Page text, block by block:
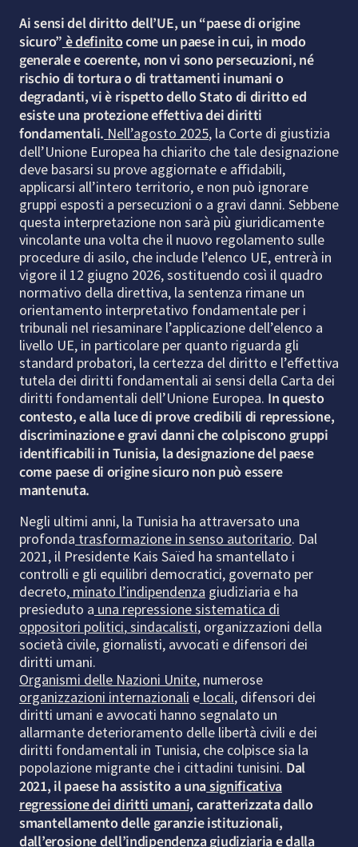
Ai sensi del diritto dell’UE, un “paese di origine
sicuro”è definitocome un paese in cui, in modo
generale e coerente, non vi sono persecuzioni, né
rischio di tortura o di trattamenti inumani o
degradanti, vi è rispetto dello Stato di diritto ed
esiste una protezione effettiva dei diritti
fondamentali. Nell’agosto 2025, la Corte di giustizia
dell’Unione Europea ha chiarito che tale designazione
deve basarsi su prove aggiornate e affidabili,
applicarsi all’intero territorio, e non può ignorare
gruppi esposti a persecuzioni o a gravi danni. Sebbene
questa interpretazione non sarà più giuridicamente
vincolante una volta che il nuovo regolamento sulle
procedure di asilo, che include l’elenco UE, entrerà in
vigore il 12 giugno 2026, sostituendo così il quadro
normativo della direttiva, la sentenza rimane un
orientamento interpretativo fondamentale per i
tribunali nel riesaminare l’applicazione dell’elenco a
livello UE, in particolare per quanto riguarda gli
standard probatori, la certezza del diritto e l’effettiva
tutela dei diritti fondamentali ai sensi della Carta dei
diritti fondamentali dell’Unione Europea. In questo
contesto, e alla luce di prove credibili di repressione,
discriminazione e gravi danni che colpiscono gruppi
identificabili in Tunisia, la designazione del paese
come paese di origine sicuro non può essere
mantenuta.
Negli ultimi anni, la Tunisia ha attraversato una
profonda trasformazione in senso autoritario. Dal
2021, il Presidente Kais Saïed ha smantellato i
controlli e gli equilibri democratici, governato per
decreto, minato l’indipendenza giudiziaria e ha
presieduto a una repressione sistematica di
oppositori politici,sindacalisti, organizzazioni della
società civile, giornalisti, avvocati e difensori dei
diritti umani.
Organismi delle Nazioni Unite, numerose
organizzazioni internazionali e locali, difensori dei
diritti umani e avvocati hanno segnalato un
allarmante deterioramento delle libertà civili e dei
diritti fondamentali in Tunisia, che colpisce sia la
popolazione migrante che i cittadini tunisini. Dal
2021, il paese ha assistito a unasignificativa
regressione dei diritti umani, caratterizzata dallo
smantellamento delle garanzie istituzionali,
dall’erosionedell’indipendenza giudiziaria e dalla